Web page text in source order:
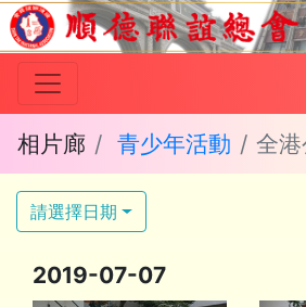
相片廊 青少年活動 全
請選擇日期
2019-07-07